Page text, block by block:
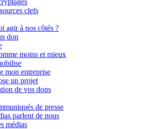
clefs
agir à nos côtés ?
don
moins et mieux
mon entreprise
un projet
de vos dons
de presse
parlent de nous
médias